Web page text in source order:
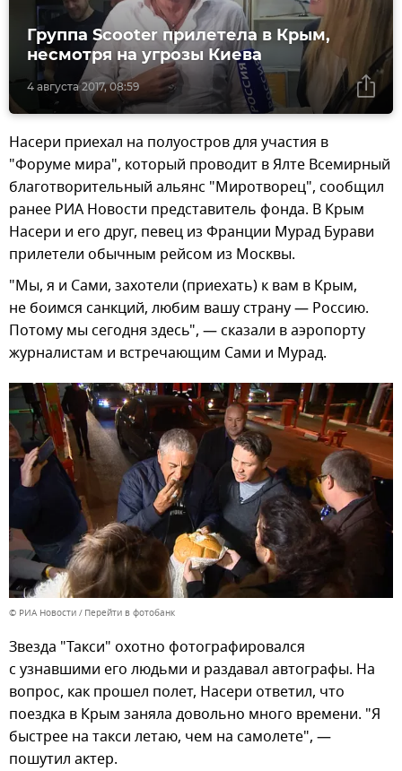
4 августа 2017, 08:59
Группа Scooter прилетела в Крым,
несмотря на угрозы Киева
Насери приехал на полуостров для участия в
"Форуме мира", который проводит в Ялте Всемирный
благотворительный альянс "Миротворец", сообщил
ранее РИА Новости представитель фонда. В Крым
Насери и его друг, певец из Франции Мурад Бурави
прилетели обычным рейсом из Москвы.
"Мы, я и Сами, захотели (приехать) к вам в Крым,
не боимся санкций, любим вашу страну — Россию.
Потому мы сегодня здесь", — сказали в аэропорту
журналистам и встречающим Сами и Мурад.
© РИА Новости Перейти в фотобанк
Звезда "Такси" охотно фотографировался
с узнавшими его людьми и раздавал автографы. На
вопрос, как прошел полет, Насери ответил, что
поездка в Крым заняла довольно много времени. "Я
быстрее на такси летаю, чем на самолете", —
пошутил актер.